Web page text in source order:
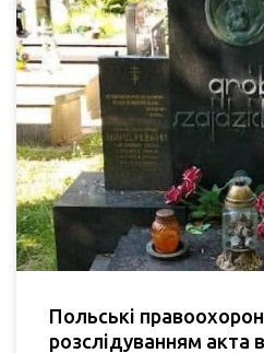
Польські
розслідуванням акта